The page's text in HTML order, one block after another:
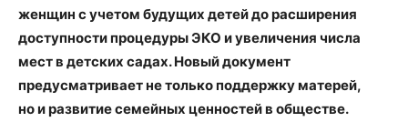
женщин с учетом будущих детей до расширения
доступности процедуры ЭКО и увеличения числа
мест в детских садах. Новый документ
предусматривает не только поддержку матерей,
но и развитие семейных ценностей в обществе.